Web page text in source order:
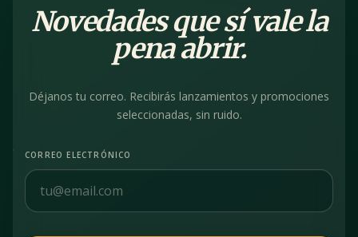
Novedades que sí vale la
pena abrir.
Déjanos tu correo. Recibirás lanzamientos y promociones
seleccionadas, sin ruido.
CORREO ELECTRÓNICO